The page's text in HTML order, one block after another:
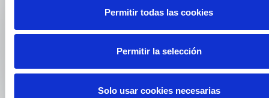
Permitir todas las cookies
Permitir la selección
Solo usar cookies necesarias